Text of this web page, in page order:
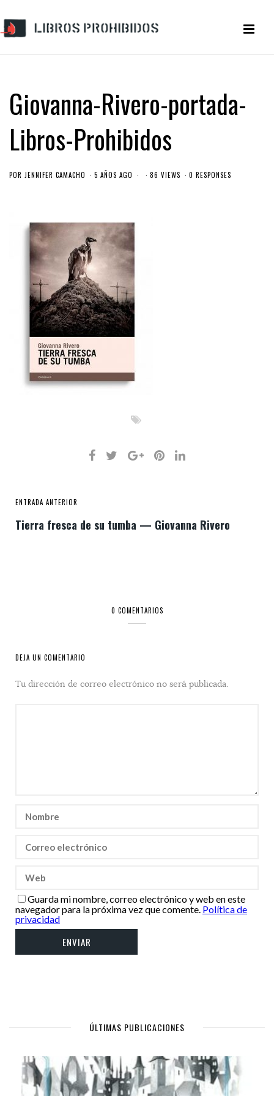
Giovanna-Rivero-portada-
Libros-Prohibidos
POR JENNIFER CAMACHO 5 AÑOS AGO 86 VIEWS 0 RESPONSES
ENTRADA ANTERIOR
Tierra fresca de su tumba — Giovanna Rivero
0 COMENTARIOS
DEJA UN COMENTARIO
Tu dirección de correo electrónico no será publicada.
Guarda mi nombre, correo electrónico y web en este
navegador para la próxima vez que comente. Política de
privacidad
ÚLTIMAS PUBLICACIONES